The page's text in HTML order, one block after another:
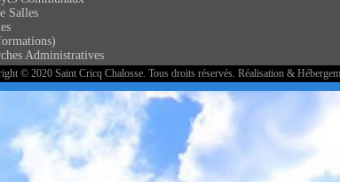
Salles
Administratives
© 2020 Saint Cricq Chalosse. Tous droits réservés. Réalisation &